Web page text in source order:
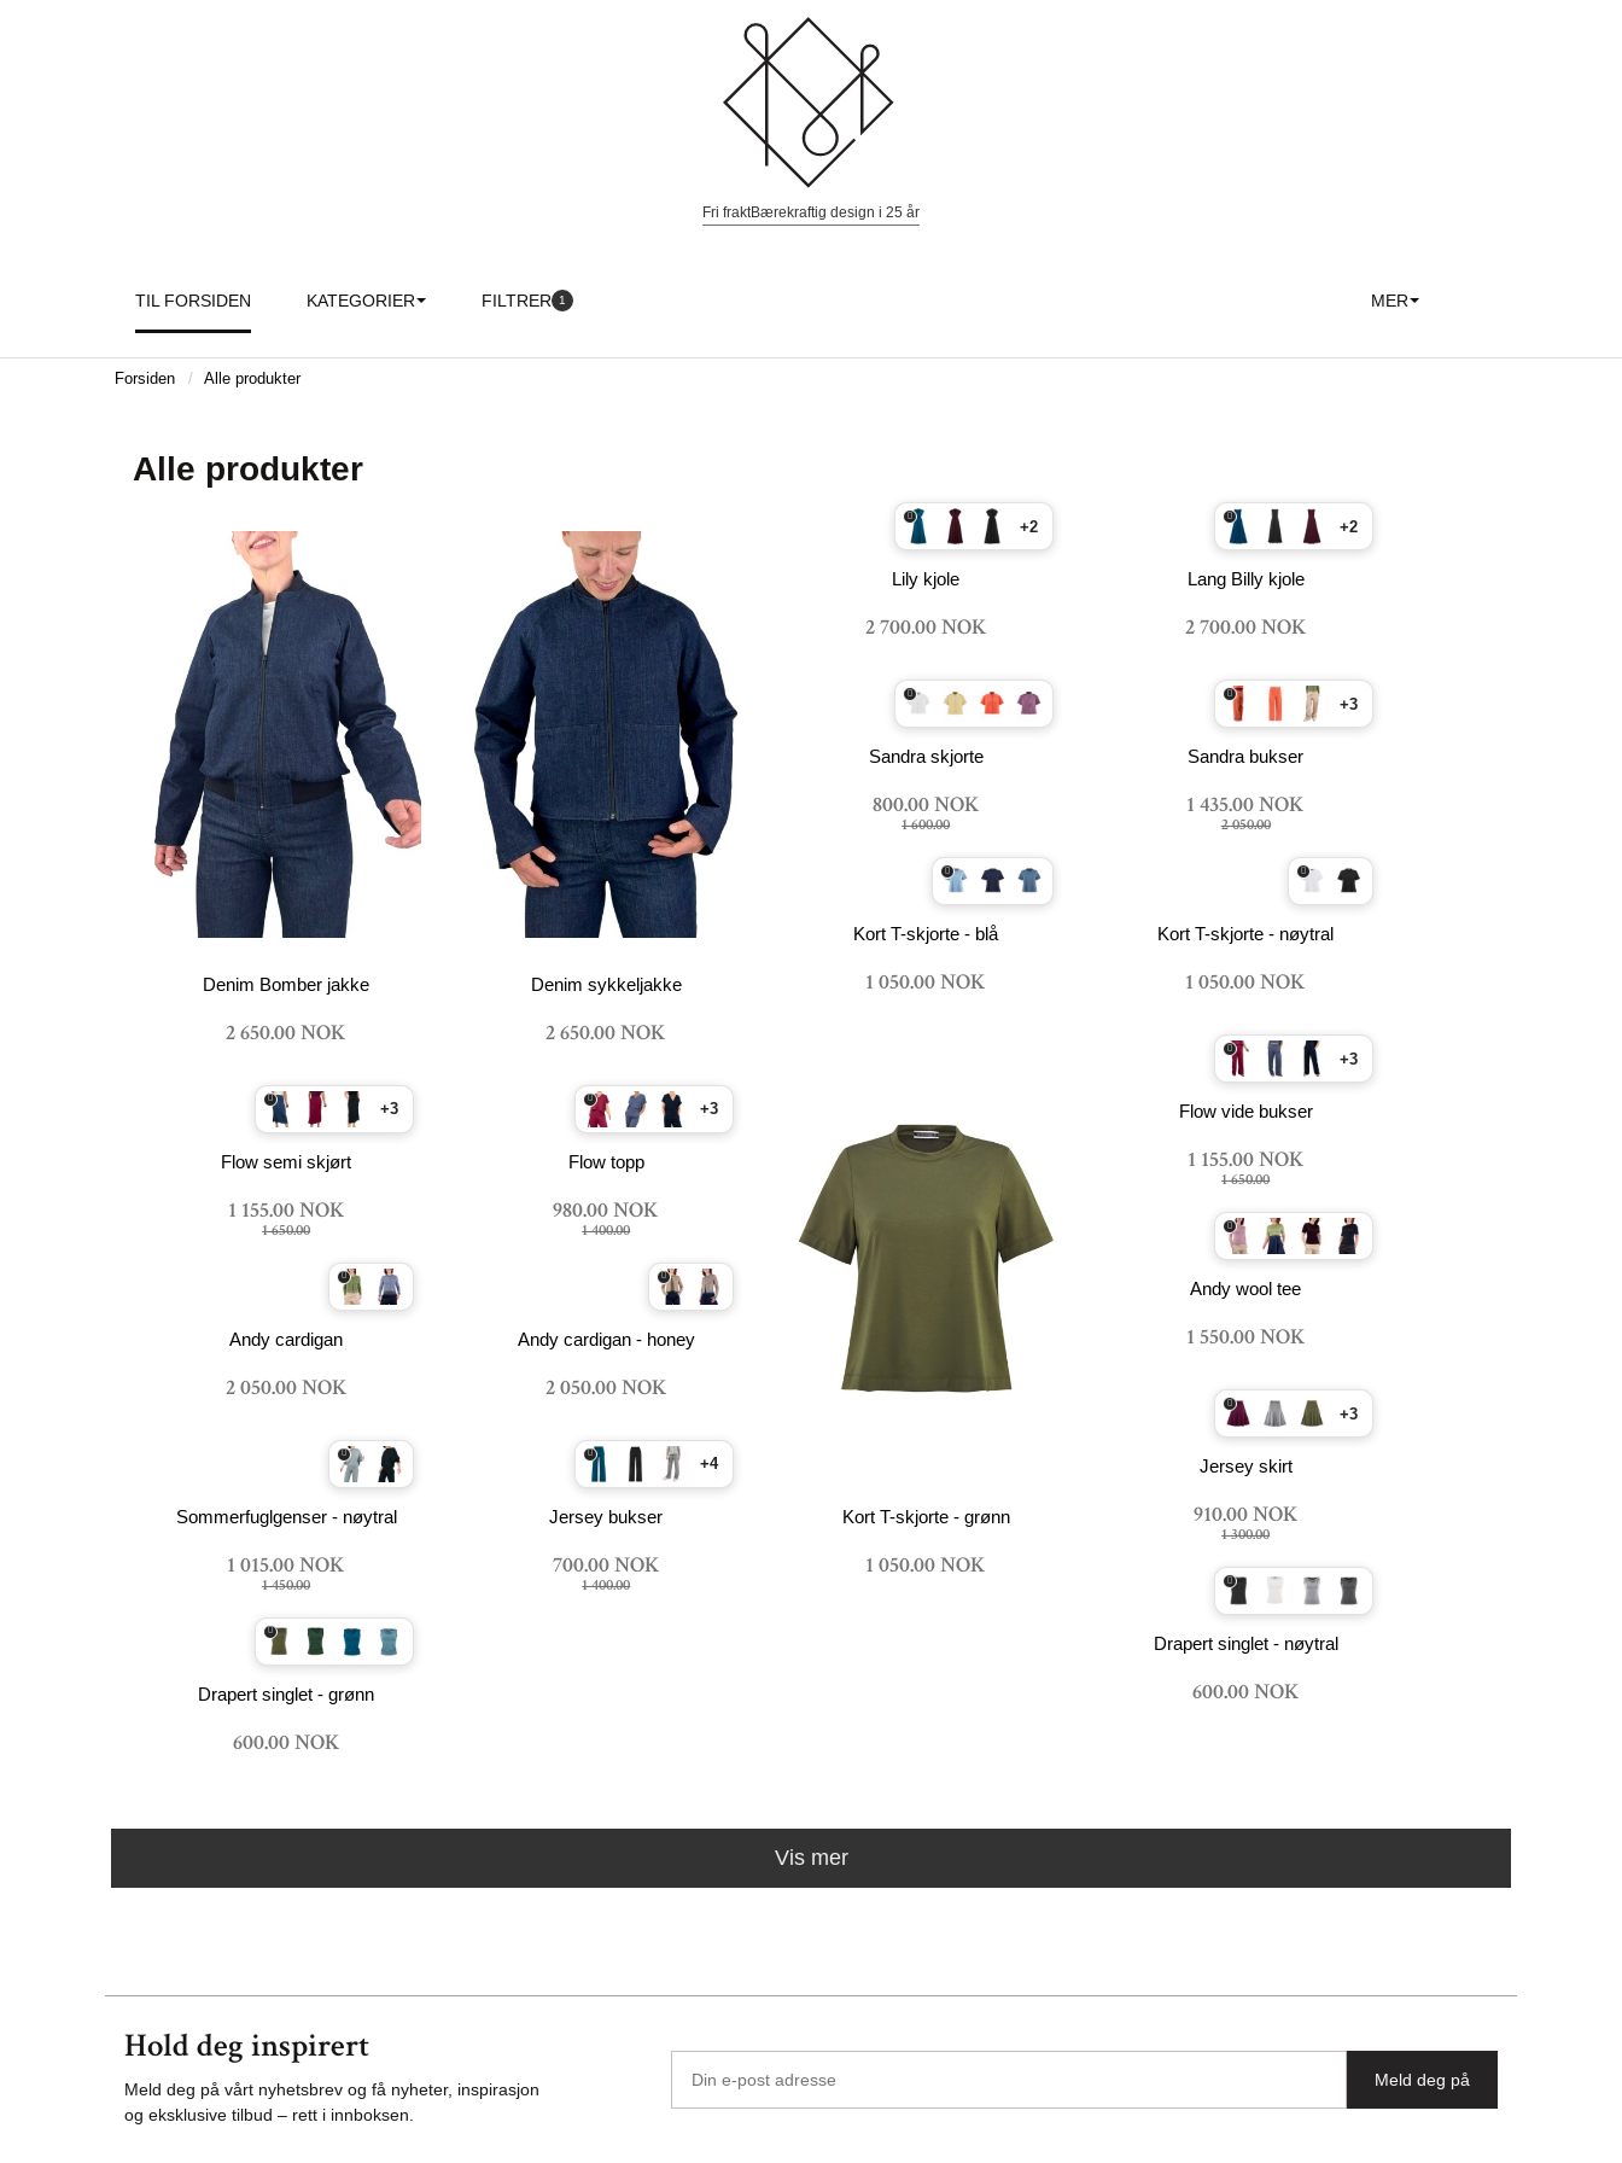
Fri fraktBærekraftig design i 25 år
TIL FORSIDEN KATEGORIER FILTRER 1 MER
Forsiden Alle produkter
Alle produkter
Denim Bomber jakke
2 650.00 NOK
Denim sykkeljakke
2 650.00 NOK
+2
Lily kjole
2 700.00 NOK
+2
Lang Billy kjole
2 700.00 NOK
Sandra skjorte
800.00 NOK
1 600.00
+3
Sandra bukser
1 435.00 NOK
2 050.00
Kort T-skjorte - blå
1 050.00 NOK
Kort T-skjorte - nøytral
1 050.00 NOK
Kort T-skjorte - grønn
1 050.00 NOK
+3
Flow vide bukser
1 155.00 NOK
1 650.00
+3
Flow semi skjørt
1 155.00 NOK
1 650.00
+3
Flow topp
980.00 NOK
1 400.00
Andy wool tee
1 550.00 NOK
Andy cardigan
2 050.00 NOK
Andy cardigan - honey
2 050.00 NOK
+3
Jersey skirt
910.00 NOK
1 300.00
Sommerfuglgenser - nøytral
1 015.00 NOK
1 450.00
+4
Jersey bukser
700.00 NOK
1 400.00
Drapert singlet - nøytral
600.00 NOK
Drapert singlet - grønn
600.00 NOK
Vis mer
Hold deg inspirert
Meld deg på vårt nyhetsbrev og få nyheter, inspirasjon
og eksklusive tilbud – rett i innboksen.
post
Meld deg på